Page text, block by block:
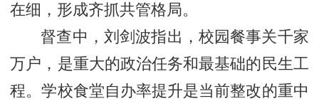
在细，形成齐抓共管格局。
督查中，刘剑波指出，校园餐事关千家
万户，是重大的政治任务和最基础的民生工
程。学校食堂自办率提升是当前整改的重中